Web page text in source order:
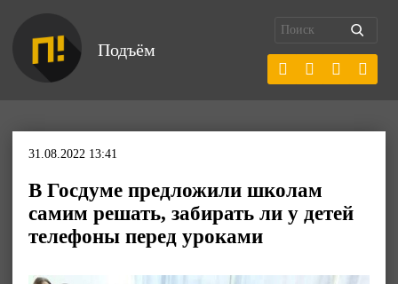
Подъём
31.08.2022 13:41
В Госдуме предложили школам
самим решать, забирать ли у детей
телефоны перед уроками